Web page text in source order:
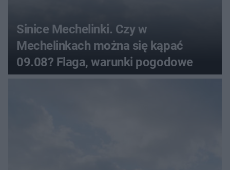
Sinice Mechelinki. Czy w
Mechelinkach można się kąpać
09.08? Flaga, warunki pogodowe